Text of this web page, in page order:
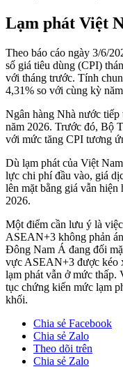
Lạm phát Việt
Theo báo cáo ngày 3/6/
số giá tiêu dùng (CPI)
với tháng trước. Tính
4,31% so với cùng kỳ
Ngân hàng Nhà nước
năm 2026. Trước đó, Bộ
với mức tăng CPI tương
Dù lạm phát của Việt
lực chi phí đầu vào, giá
lên mặt bằng giá vẫn
2026.
Một điểm cần lưu ý là
ASEAN+3 không phản
Đông Nam Á đang đối
vực ASEAN+3 được kéo
lạm phát vẫn ở mức thấp.
tục chứng kiến mức lạm
khối.
Chia sẻ Facebook
Chia sẻ Zalo
Theo dõi trên
Chia sẻ Zalo